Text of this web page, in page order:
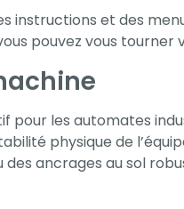
instructions et des
pouvez vous
pour les automates
physique de
ancrages au sol